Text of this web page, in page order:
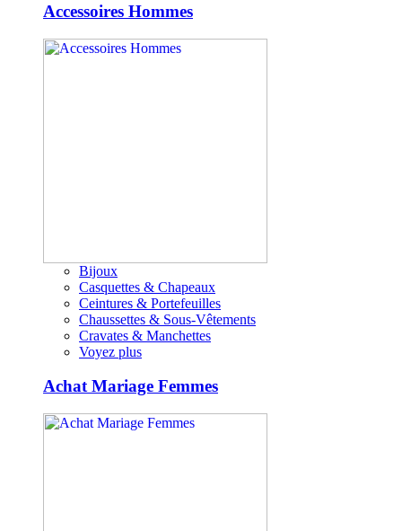
Accessoires Hommes
Bijoux
Casquettes & Chapeaux
Ceintures & Portefeuilles
Chaussettes & Sous-Vêtements
Cravates & Manchettes
Voyez plus
Achat Mariage Femmes